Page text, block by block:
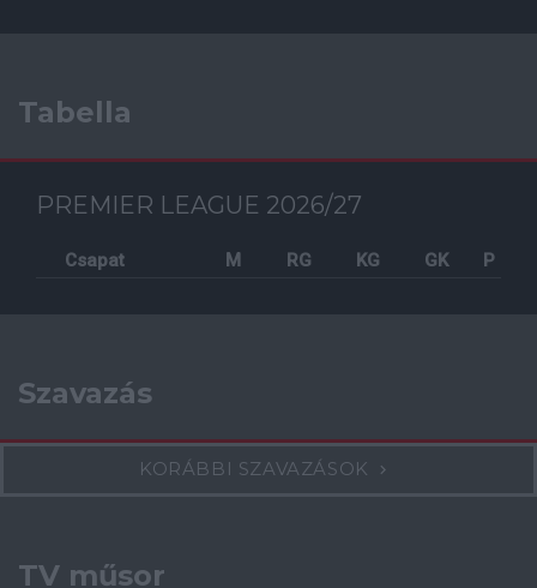
Tabella
PREMIER LEAGUE 2026/27
Csapat M RG KG GK P
Szavazás
KORÁBBI SZAVAZÁSOK
TV műsor